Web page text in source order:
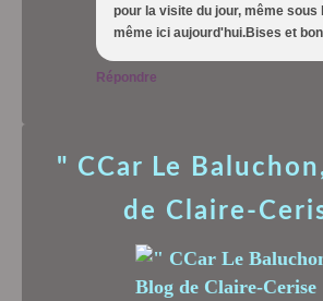
pour la visite du jour, même sous
même ici aujourd'hui.Bises et
Répondre
" CCar Le
de Claire-